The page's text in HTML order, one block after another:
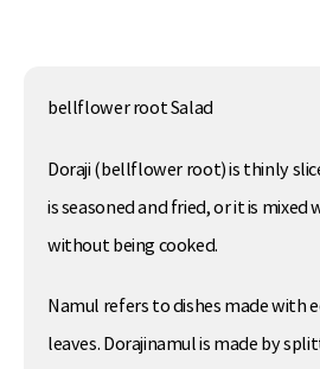
bellflower root Salad
Doraji (bellflower root) is thinly
is seasoned and fried, or it is
without being cooked.
Namul refers to dishes made with
leaves. Dorajinamul is made by